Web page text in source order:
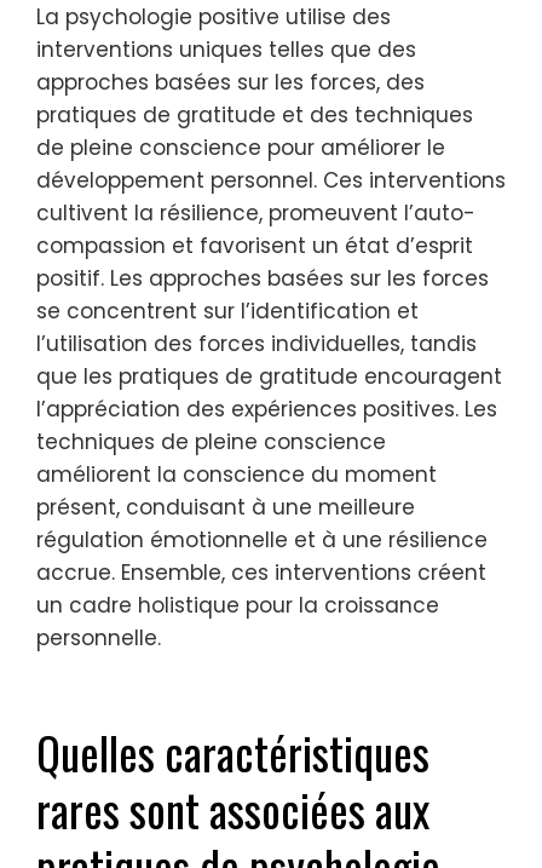
bonheur général.
Quelles interventions uniques
sont utilisées en psychologie
positive ?
La psychologie positive utilise des
interventions uniques telles que des
approches basées sur les forces, des
pratiques de gratitude et des techniques
de pleine conscience pour améliorer le
développement personnel. Ces interventions
cultivent la résilience, promeuvent l’auto-
compassion et favorisent un état d’esprit
positif. Les approches basées sur les forces
se concentrent sur l’identification et
l’utilisation des forces individuelles, tandis
que les pratiques de gratitude encouragent
l’appréciation des expériences positives. Les
techniques de pleine conscience
régulation émotionnelle et à une résilience
accrue. Ensemble, ces interventions créent
un cadre holistique pour la croissance
personnelle.